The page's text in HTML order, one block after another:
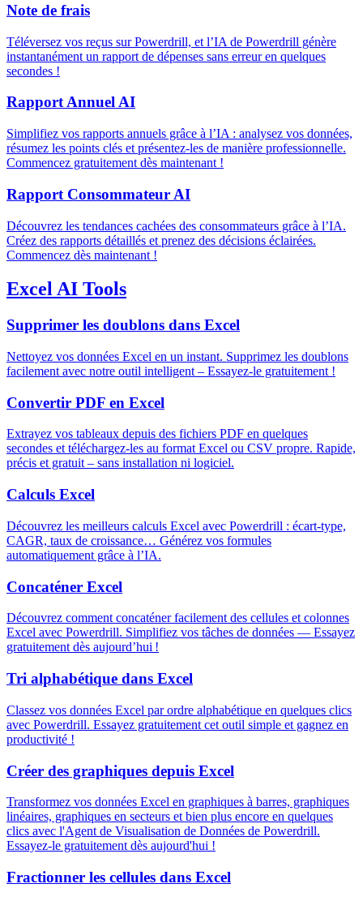
Note de frais
Téléversez vos reçus sur Powerdrill, et l’IA de Powerdrill génère
instantanément un rapport de dépenses sans erreur en quelques
secondes !
Rapport Annuel AI
Simplifiez vos rapports annuels grâce à l’IA : analysez vos données,
résumez les points clés et présentez-les de manière professionnelle.
Commencez gratuitement dès maintenant !
Rapport Consommateur AI
Découvrez les tendances cachées des consommateurs grâce à l’IA.
Créez des rapports détaillés et prenez des décisions éclairées.
Commencez dès maintenant !
Excel AI Tools
Supprimer les doublons dans Excel
Nettoyez vos données Excel en un instant. Supprimez les doublons
facilement avec notre outil intelligent – Essayez-le gratuitement !
Convertir PDF en Excel
Extrayez vos tableaux depuis des fichiers PDF en quelques
secondes et téléchargez-les au format Excel ou CSV propre. Rapide,
précis et gratuit – sans installation ni logiciel.
Calculs Excel
Découvrez les meilleurs calculs Excel avec Powerdrill : écart-type,
CAGR, taux de croissance… Générez vos formules
automatiquement grâce à l’IA.
Concaténer Excel
Découvrez comment concaténer facilement des cellules et colonnes
Excel avec Powerdrill. Simplifiez vos tâches de données — Essayez
gratuitement dès aujourd’hui !
Tri alphabétique dans Excel
Classez vos données Excel par ordre alphabétique en quelques clics
avec Powerdrill. Essayez gratuitement cet outil simple et gagnez en
productivité !
Créer des graphiques depuis Excel
Transformez vos données Excel en graphiques à barres, graphiques
linéaires, graphiques en secteurs et bien plus encore en quelques
clics avec l'Agent de Visualisation de Données de Powerdrill.
Essayez-le gratuitement dès aujourd'hui !
Fractionner les cellules dans Excel